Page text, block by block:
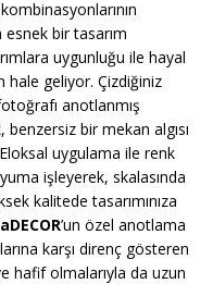
esnek bir tasarım
uygunluğu ile hayal
hale geliyor. Çizdiğiniz
anotlanmış
bir mekan algısı
uygulama ile renk
işleyerek, skalasında
kalitede tasarımınıza
’un özel anotlama
karşı direnç gösteren
hafif olmalarıyla da uzun